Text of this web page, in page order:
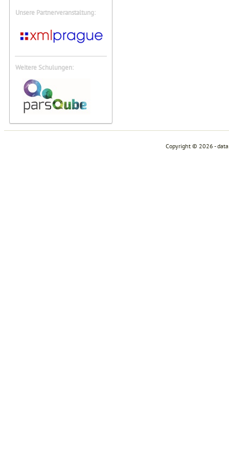
Unsere Partnerveranstaltung:
Weitere Schulungen:
Copyright © 2026 -